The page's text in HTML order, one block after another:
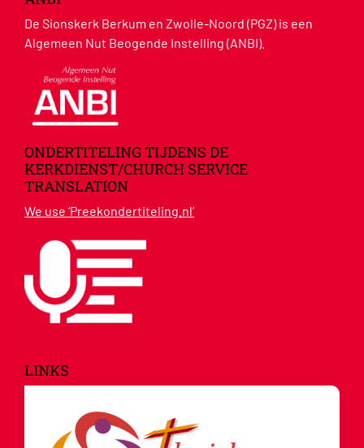
De Sionskerk Berkum en Zwolle-Noord (PGZ) is een
Algemeen Nut Beogende Instelling (ANBI).
ONDERTITELING TIJDENS DE
KERKDIENST/CHURCH SERVICE
TRANSLATION
We use ‘Preekondertiteling.nl’
LINKS